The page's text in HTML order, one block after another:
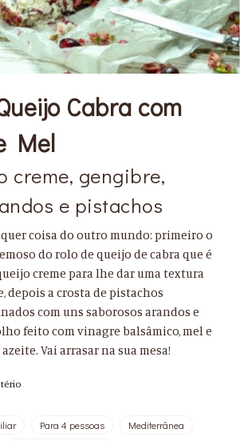
Cabra com
Mel
creme, gengibre,
e pistachos
coisa do outro mundo: primeiro o
do rolo de queijo de cabra que é
creme para lhe dar uma textura
depois a crosta de pistachos
com uns saborosos arandos e
feito com vinagre balsâmico, mel e
Vai arrasar na sua mesa!
Para 4 pessoas
Mediterrânea